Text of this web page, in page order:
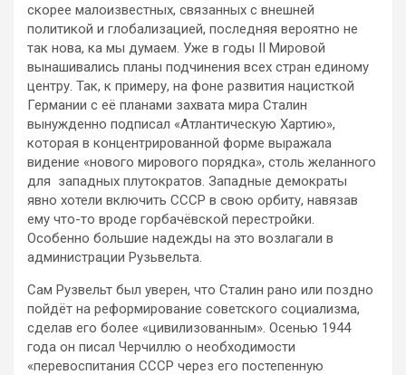
скорее малоизвестных, связанных с внешней
политикой и глобализацией, последняя вероятно не
так нова, ка мы думаем. Уже в годы II Мировой
вынашивались планы подчинения всех стран единому
центру. Так, к примеру, на фоне развития нацисткой
Германии с её планами захвата мира Сталин
вынужденно подписал «Атлантическую Хартию»,
которая в концентрированной форме выражала
видение «нового мирового порядка», столь желанного
для западных плутократов. Западные демократы
явно хотели включить СССР в свою орбиту, навязав
ему что-то вроде горбачёвской перестройки.
Особенно большие надежды на это возлагали в
администрации Рузьвельта.
Сам Рузвельт был уверен, что Сталин рано или поздно
пойдёт на реформирование советского социализма,
сделав его более «цивилизованным». Осенью 1944
года он писал Черчиллю о необходимости
«перевоспитания СССР через его постепенную